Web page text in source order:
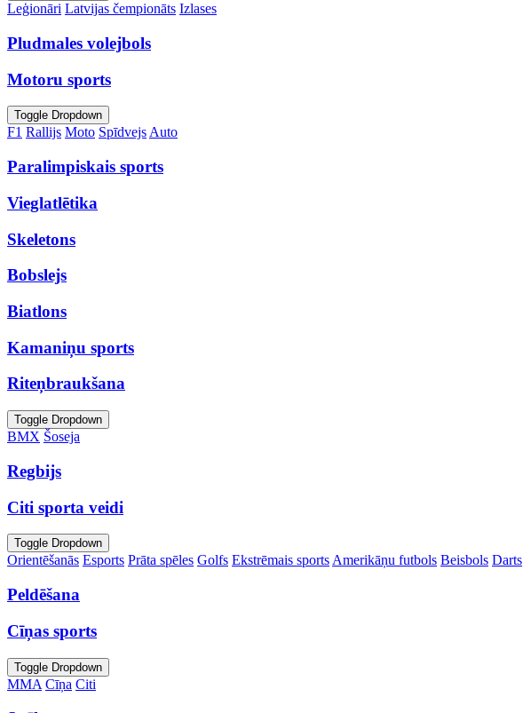
Leģionāri Latvijas čempionāts Izlases
Pludmales volejbols
Motoru sports
Toggle Dropdown
F1 Rallijs Moto SpīdvejsAuto
Paralimpiskais sports
Vieglatlētika
Skeletons
Bobslejs
Biatlons
Kamaniņu sports
Riteņbraukšana
Toggle Dropdown
BMX Šoseja
Regbijs
Citi sporta veidi
Toggle Dropdown
Orientēšanās Esports Prāta spēles Golfs Ekstrēmais sports Amerikāņu futbols Beisbols Darts
Peldēšana
Cīņas sports
Toggle Dropdown
MMA Cīņa Citi